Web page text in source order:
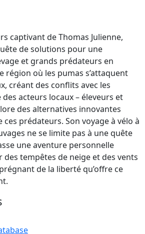
captivant de Thomas Julienne,
de solutions pour une
et grands prédateurs en
région où les pumas s’attaquent
créant des conflits avec les
acteurs locaux – éleveurs et
des alternatives innovantes
ces prédateurs. Son voyage à vélo à
ne se limite pas à une quête
une aventure personnelle
des tempêtes de neige et des vents
de la liberté qu’offre ce